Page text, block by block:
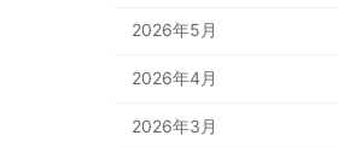
2026年5月
2026年4月
2026年3月